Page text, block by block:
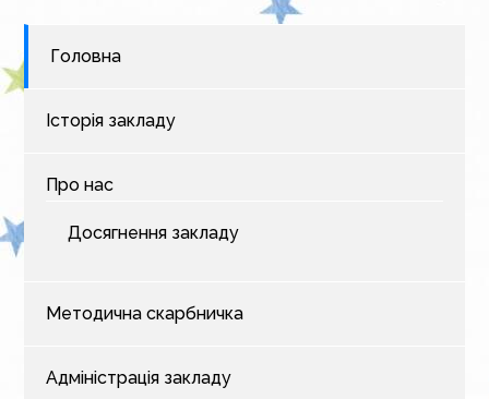
Головна
Історія закладу
Про нас
Досягнення закладу
Методична скарбничка
Адміністрація закладу